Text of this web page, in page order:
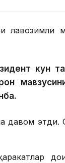
лавозимли
кун
давом